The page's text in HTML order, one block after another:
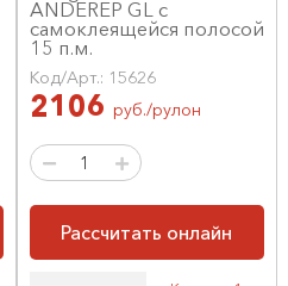
ANDEREP GL с
самоклеящейся полосой
15 п.м.
Код/Арт.: 15626
2106 руб./рулон
Рассчитать онлайн